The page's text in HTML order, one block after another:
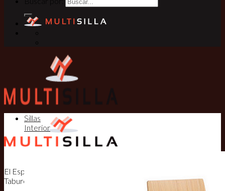
El Especialista en Sillas, Mesas y
Taburetes
Sillas
Interior